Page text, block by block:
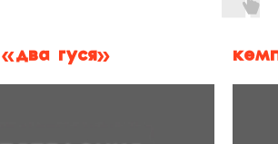
гуся»